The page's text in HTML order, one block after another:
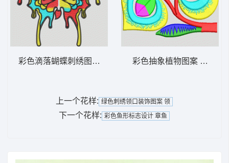
彩色滴落蝴蝶刺绣图案 蝴蝶 彩色抽象植物图案 简单花
上一个花样: 绿色刺绣领口装饰图案 领
下一个花样: 彩色鱼形标志设计 章鱼